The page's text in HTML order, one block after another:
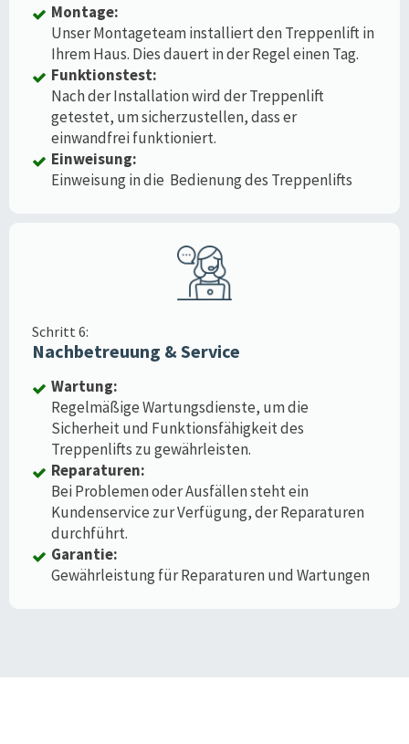
Montage:
Unser Montageteam installiert den Treppenlift in
Ihrem Haus. Dies dauert in der Regel einen Tag.
Funktionstest:
Nach der Installation wird der Treppenlift
getestet, um sicherzustellen, dass er
einwandfrei funktioniert.
Einweisung:
Einweisung in die Bedienung des Treppenlifts
Schritt 6:
Nachbetreuung & Service
Wartung:
Regelmäßige Wartungsdienste, um die
Sicherheit und Funktionsfähigkeit des
Treppenlifts zu gewährleisten.
Reparaturen:
Bei Problemen oder Ausfällen steht ein
Kundenservice zur Verfügung, der Reparaturen
durchführt.
Garantie:
Gewährleistung für Reparaturen und Wartungen